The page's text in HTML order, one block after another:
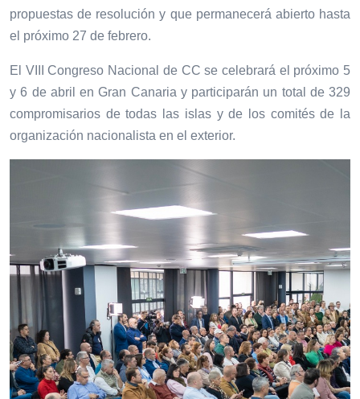
propuestas de resolución y que permanecerá abierto hasta
el próximo 27 de febrero.
El VIII Congreso Nacional de CC se celebrará el próximo 5
y 6 de abril en Gran Canaria y participarán un total de 329
compromisarios de todas las islas y de los comités de la
organización nacionalista en el exterior.